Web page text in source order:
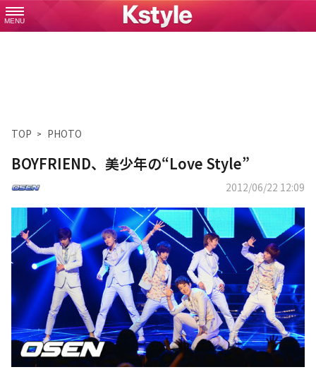
MENU
TOP PHOTO
BOYFRIEND、美少年の“Love Style”
2012/06/22 12:09